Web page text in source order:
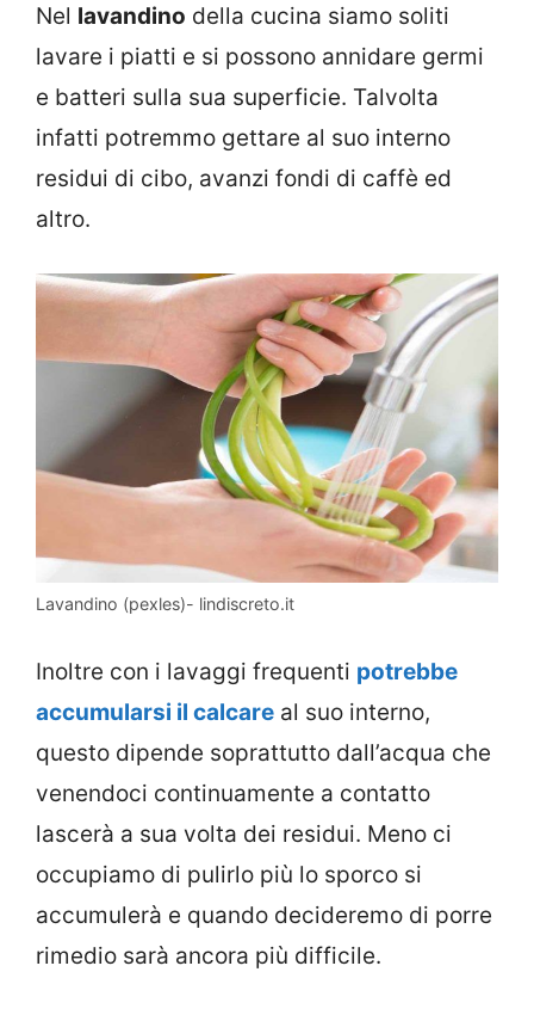
Nel lavandino della cucina siamo soliti
lavare i piatti e si possono annidare germi
e batteri sulla sua superficie. Talvolta
infatti potremmo gettare al suo interno
residui di cibo, avanzi fondi di caffè ed
altro.
Lavandino (pexles)- lindiscreto.it
Inoltre con i lavaggi frequenti potrebbe
accumularsi il calcare al suo interno,
questo dipende soprattutto dall’acqua che
venendoci continuamente a contatto
lascerà a sua volta dei residui. Meno ci
occupiamo di pulirlo più lo sporco si
accumulerà e quando decideremo di porre
rimedio sarà ancora più difficile.